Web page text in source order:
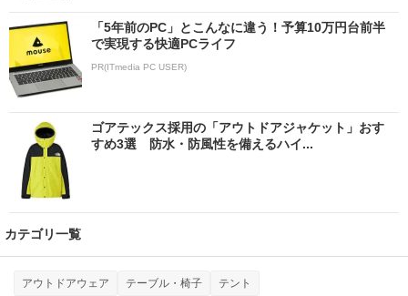
「5年前のPC」とこんなに違う！予算10万円台前半
で実現する快適PCライフ
PR(ITmedia PC USER)
ゴアテックス採用の「アウトドアジャケット」おす
すめ3選 防水・防風性を備えるハイ...
カテゴリ一覧
アウトドアウェア テーブル・椅子 テント